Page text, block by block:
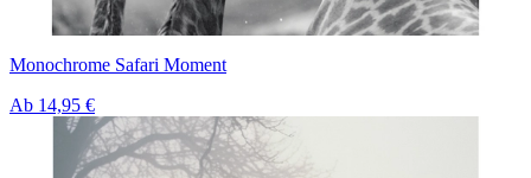
Monochrome Safari Moment
Ab 14,95 €